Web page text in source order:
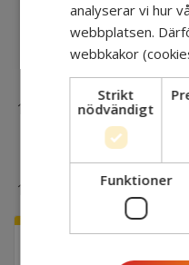
11.40-12.00 Avslutning
12.00-13.00 Lunch
analyserar vi hur
webbplatsen.
webbkakor
Strikt
nödvändigt
Funktioner